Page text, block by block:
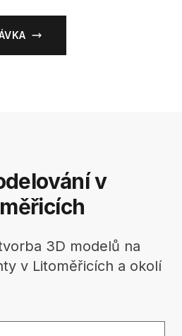
v
3D modelů na
v Litoměřicích a okolí